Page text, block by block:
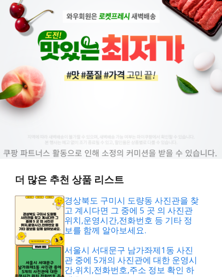
더 많은 추천 상품 리스트
경상북도 구미시 도량동 사진관을 찾
고 계시다면 그 중에 5 곳 의 사진관
위치,운영시간,전화번호 등 기타 정
보를 함께 알아보세요.
서울시 서대문구 남가좌제1동 사진
관 중에 5개의 사진관에 대한 운영시
간,위치,전화번호,주소 정보 확인 하